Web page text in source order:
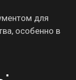
для
особенно в